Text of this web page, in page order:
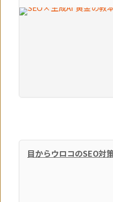
るのか？ そんな「生き残
目からウロコのSEO対